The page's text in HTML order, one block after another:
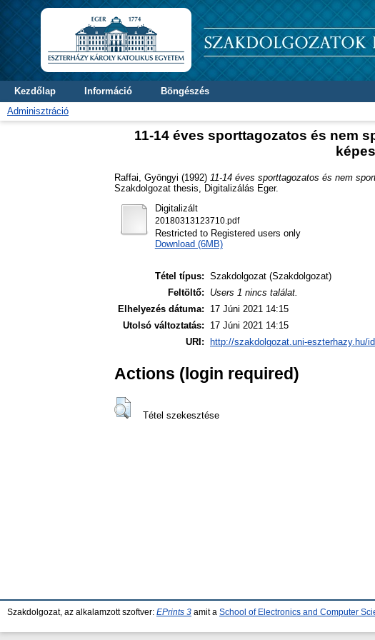
Kezdőlap Információ
Böngészés
Adminisztráció
11-14 éves sporttagozatos és nem
Raffai, Gyöngyi (1992) 11-14 éves sporttagozatos és nem
Szakdolgozat thesis, Digitalizálás Eger.
Digitalizált
20180313123710.pdf
Restricted to Registered users only
Download (6MB)
Tétel típus: Szakdolgozat (Szakdolgozat)
Feltöltő:
Users 1 nincs találat.
Elhelyezés dátuma:
17 Júni 2021 14:15
Utolsó változtatás:
17 Júni 2021 14:15
URI:
http://szakdolgozat.uni-eszterhazy.hu/
Actions (login required)
Tétel szekesztése
Szakdolgozat, az alkalamzott szoftver: EPrints 3 amit a School of Electronics and Computer